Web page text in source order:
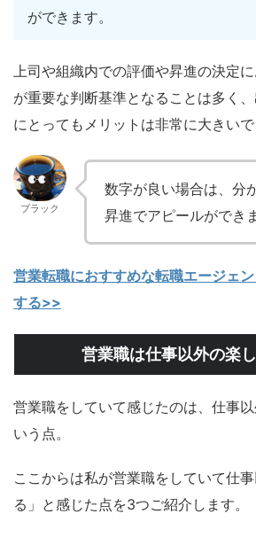
ができます。
上司や組織内での評価や昇進の決定
が重要な判断基準となることは多く
にとってもメリットは非常に大きいで
ブラック
数字が良い場合は、分
昇進でアピールができ
営業転職におすすめな転職エージェ
する>>
営業職は仕事以外の楽
営業職をしていて感じたのは、仕事
いう点。
ここからは私が営業職をしていて仕
る」と感じた点を3つご紹介します。